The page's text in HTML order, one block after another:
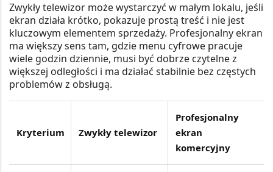
Zwykły telewizor może wystarczyć w małym lokalu, jeśli
ekran działa krótko, pokazuje prostą treść i nie jest
kluczowym elementem sprzedaży. Profesjonalny ekran
ma większy sens tam, gdzie menu cyfrowe pracuje
wiele godzin dziennie, musi być dobrze czytelne z
większej odległości i ma działać stabilnie bez częstych
problemów z obsługą.
Kryterium Zwykły telewizor
Profesjonalny
ekran
komercyjny